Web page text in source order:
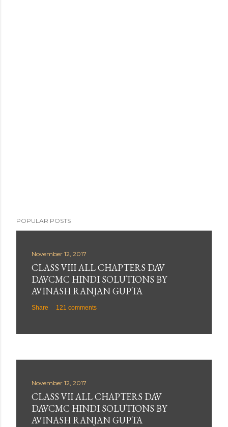
POPULAR POSTS
November 12, 2017
CLASS VIII ALL CHAPTERS DAV
DAVCMC HINDI SOLUTIONS BY
AVINASH RANJAN GUPTA
Share 121 comments
November 12, 2017
CLASS VII ALL CHAPTERS DAV
DAVCMC HINDI SOLUTIONS BY
AVINASH RANJAN GUPTA